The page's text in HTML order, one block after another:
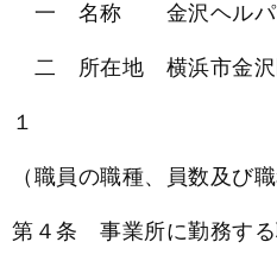
一 名称 金沢ヘルパ
二 所在地 横浜市金沢
１
（職員の職種、員数及び職
第４条 事業所に勤務す